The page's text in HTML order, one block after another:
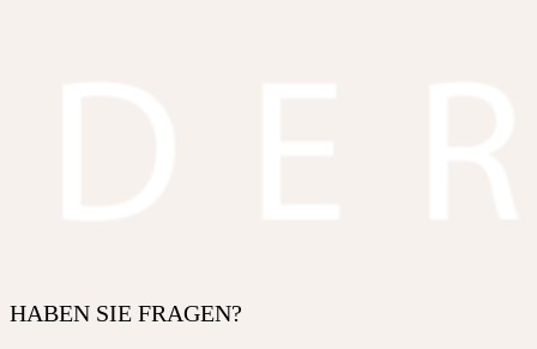
HABEN SIE FRAGEN?